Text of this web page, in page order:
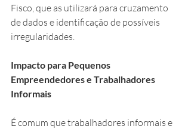
Fisco, que as utilizará para cruzamento
de dados e identificação de possíveis
irregularidades.
Impacto para Pequenos
Empreendedores e Trabalhadores
Informais
É comum que trabalhadores informais e